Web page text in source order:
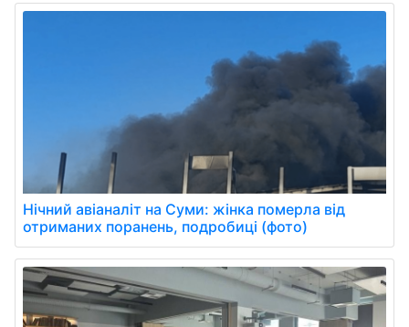
Нічний авіаналіт на Суми: жінка померла від
отриманих поранень, подробиці (фото)